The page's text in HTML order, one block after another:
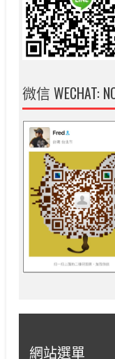
微信 WECHAT:
網站選單